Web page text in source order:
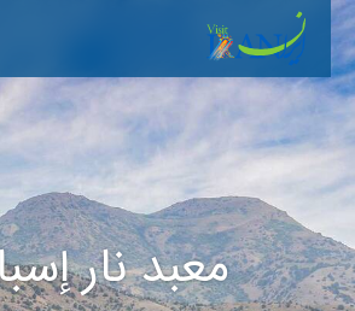
معبد نار